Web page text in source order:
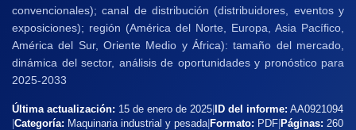
convencionales); canal de distribución (distribuidores, eventos y
exposiciones); región (América del Norte, Europa, Asia Pacífico,
América del Sur, Oriente Medio y África): tamaño del mercado,
dinámica del sector, análisis de oportunidades y pronóstico para
2025-2033
Última actualización: 15 de enero de 2025 ID del informe: AA0921094
Categoría: Maquinaria industrial y pesada| Formato: PDF Páginas: 260